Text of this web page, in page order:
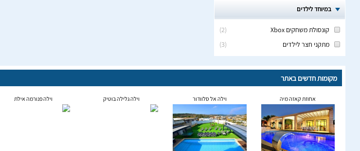
במיוחד לילדים
(
2
)
קונסולת משחקים Xbox
(
3
) מתקני חצר לילדים
מקומות חדשים באתר
אחוזת קאזה מיה וילה אל סלוודור וילה גלילה בוטיק וילה פנורמה אילת